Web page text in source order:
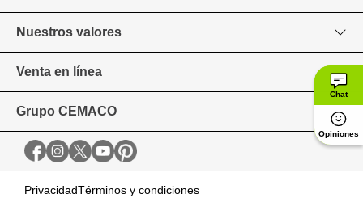
Nuestros valores
Venta en línea
Grupo CEMACO
PrivacidadTérminos y condiciones
Chat
Opiniones